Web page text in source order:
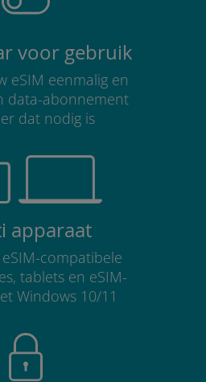
voor gebruik
eSIM eenmalig en
data-abonnement
dat nodig is
apparaat
compatibele
tablets en eSIM-
Windows 10/11